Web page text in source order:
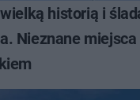
historią i
Nieznane miejsca